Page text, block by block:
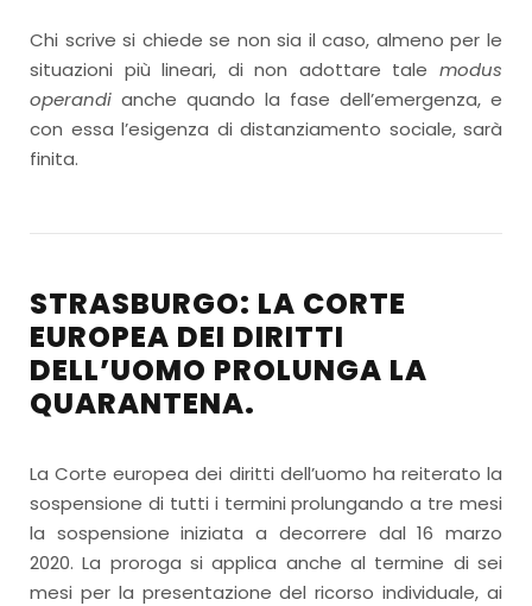
Chi scrive si chiede se non sia il caso, almeno per le
situazioni più lineari, di non adottare tale modus
operandi anche quando la fase dell’emergenza, e
con essa l’esigenza di distanziamento sociale, sarà
finita.
STRASBURGO: LA CORTE
EUROPEA DEI DIRITTI
DELL’UOMO PROLUNGA LA
QUARANTENA.
La Corte europea dei diritti dell’uomo ha reiterato la
sospensione di tutti i termini prolungando a tre mesi
la sospensione iniziata a decorrere dal 16 marzo
2020. La proroga si applica anche al termine di sei
mesi per la presentazione del ricorso individuale, ai